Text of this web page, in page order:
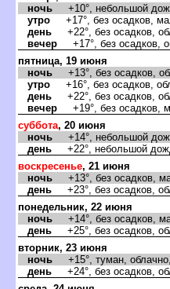
ночь +10°, небольшой
утро +17°, без осадков,
день +22°, без осадков,
ечер +17°, без осадков,
пятница, 19 июня
ночь +13°, без осадков,
утро +16°, без осадков,
день +22°, без осадков,
ечер +19°, без осадков,
суббота, 20 июня
ночь +14°, небольшой
день +22°, небольшой
оскресенье, 21 июня
ночь +13°, без осадков,
день +23°, без осадков,
понедельник, 22 июня
ночь +14°, без осадков,
день +25°, без осадков,
торник, 23 июня
ночь +15°, туман,
день +24°, без осадков,